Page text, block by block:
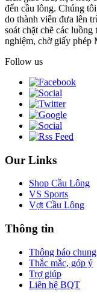
đến cầu lông. Chúng
do thành viên đưa lên
soát chặt chẽ các
nghiệm, chờ giấy
Follow us
Our Links
Shop Cầu Lông
VS Sports
Vợt Cầu Lông
Thông tin
Thông báo chung
Thắc mắc, góp ý
Trợ giúp
Liên hệ BQT